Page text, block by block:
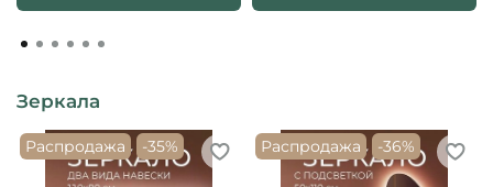
Зеркала
Распродажа -35% Распродажа -36%